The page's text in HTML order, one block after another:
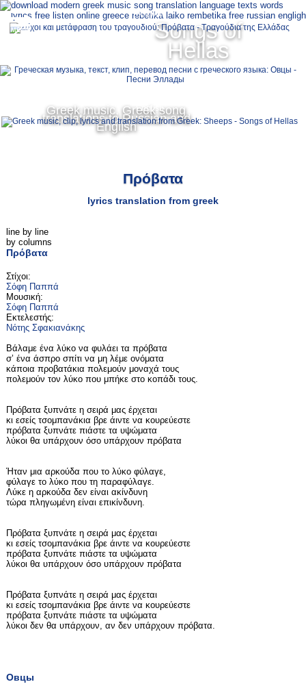
Songs of
Hellas
Greek music, Greek song
translations to Russian and
English
Ελληνικά
English
MENU
Πρόβατα
lyrics translation from greek
line by line
by columns
Πρόβατα
Στίχοι:
Σόφη Παππά
Μουσική:
Σόφη Παππά
Εκτελεστής:
Νότης Σφακιανάκης
Βάλαμε ένα λύκο να φυλάει τα πρόβατα
σ’ ένα άσπρο σπίτι να μη λέμε ονόματα
κάποια προβατάκια πολεμούν μοναχά τους
πολεμούν τον λύκο που μπήκε στο κοπάδι τους.
Πρόβατα ξυπνάτε η σειρά μας έρχεται
κι εσείς τσομπανάκια βρε άιντε να κουρεύεστε
πρόβατα ξυπνάτε πιάστε τα υψώματα
λύκοι θα υπάρχουν όσο υπάρχουν πρόβατα
Ήταν μια αρκούδα που το λύκο φύλαγε,
φύλαγε το λύκο που τη παραφύλαγε.
Λύκε η αρκούδα δεν είναι ακίνδυνη
τώρα πληγωμένη είναι επικίνδυνη.
Πρόβατα ξυπνάτε η σειρά μας έρχεται
κι εσείς τσομπανάκια βρε άιντε να κουρεύεστε
πρόβατα ξυπνάτε πιάστε τα υψώματα
λύκοι θα υπάρχουν όσο υπάρχουν πρόβατα
Πρόβατα ξυπνάτε η σειρά μας έρχεται
κι εσείς τσομπανάκια βρε άιντε να κουρεύεστε
πρόβατα ξυπνάτε πιάστε τα υψώματα
λύκοι δεν θα υπάρχουν, αν δεν υπάρχουν πρόβατα.
Овцы